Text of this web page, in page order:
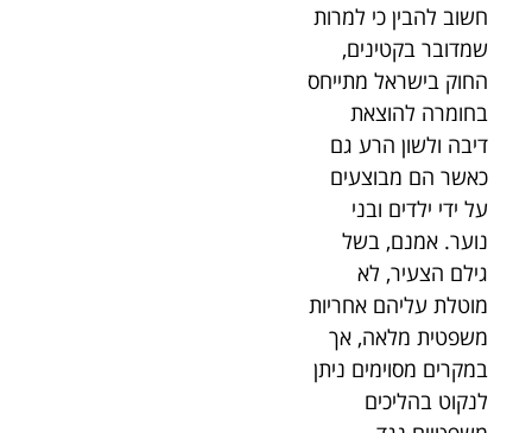
חשוב להבין כי למרות
שמדובר בקטינים,
החוק בישראל מתייחס
בחומרה להוצאת
דיבה ולשון הרע גם
כאשר הם מבוצעים
על ידי ילדים ובני
נוער. אמנם, בשל
גילם הצעיר, לא
מוטלת עליהם אחריות
משפטית מלאה, אך
במקרים מסוימים ניתן
לנקוט בהליכים